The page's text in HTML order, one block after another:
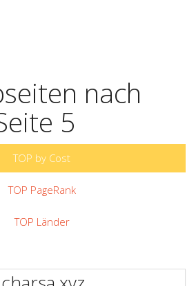
nach
5
TOP by Cost
TOP PageRank
TOP Länder